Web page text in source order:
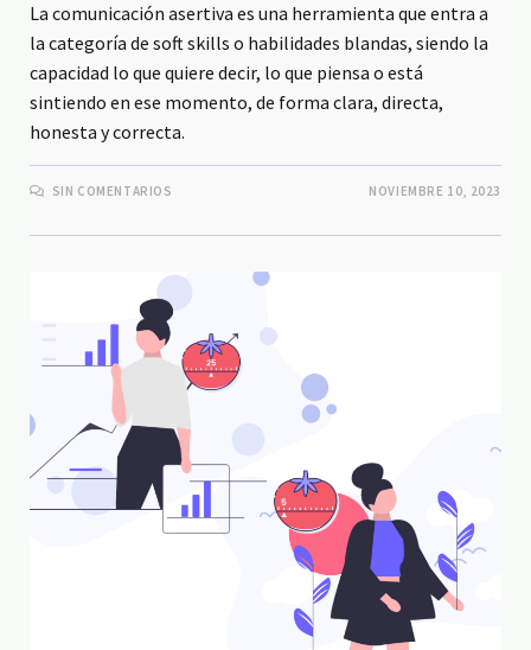
La comunicación asertiva es una herramienta que entra a
la categoría de soft skills o habilidades blandas, siendo la
capacidad lo que quiere decir, lo que piensa o está
sintiendo en ese momento, de forma clara, directa,
honesta y correcta.
SIN COMENTARIOS NOVIEMBRE 10, 2023